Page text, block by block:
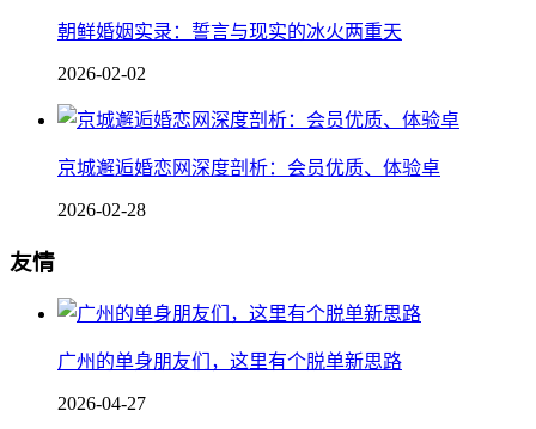
朝鲜婚姻实录：誓言与现实的冰火两重天
2026-02-02
京城邂逅婚恋网深度剖析：会员优质、体验卓
2026-02-28
友情
广州的单身朋友们，这里有个脱单新思路
2026-04-27